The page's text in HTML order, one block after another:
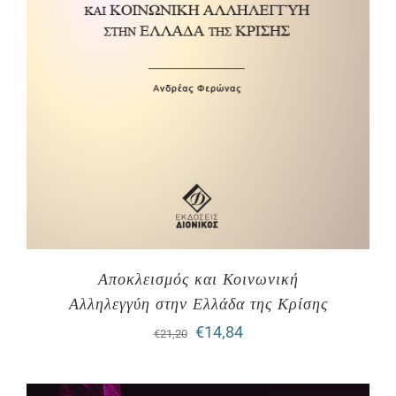
Αποκλεισμός και Κοινωνική
Αλληλεγγύη στην Ελλάδα της Κρίσης
€21,20
Original
€14,84Η